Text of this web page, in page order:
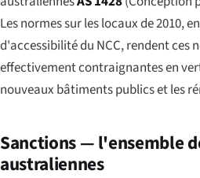
Les normes sur les locaux de 2010,
d'accessibilité du NCC, rendent ces
effectivement contraignantes en
nouveaux bâtiments publics et les
Sanctions — l'ensemble
australiennes